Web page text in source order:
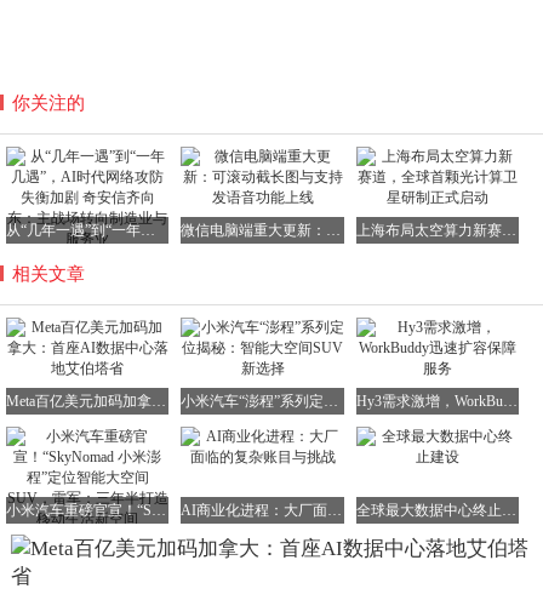
你关注的
从“几年一遇”到“一年几遇”，AI时代网络攻防失衡加剧 奇安信齐向东：主战场转向制造业与服务业 上海布局太空算力新赛道，全球首颗光计算卫星研制正式启动
相关文章
小米汽车重磅官宣！“SkyNomad 小米澎程”定位智能大空间SUV，雷军：三年半打造移动生活新空间